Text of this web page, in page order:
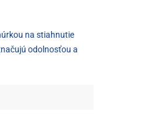
na stiahnutie
odolnosťou a